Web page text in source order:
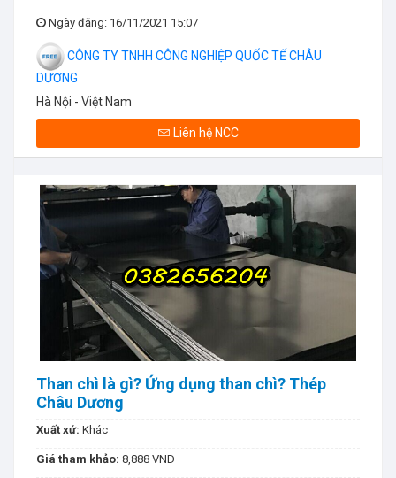
Ngày đăng: 16/11/2021 15:07
CÔNG TY TNHH CÔNG NGHIỆP QUỐC TẾ CHÂU
DƯƠNG
Hà Nội - Việt Nam
Liên hệ NCC
Than chì là gì? Ứng dụng than chì? Thép
Châu Dương
Xuất xứ: Khác
Giá tham khảo: 8,888 VND